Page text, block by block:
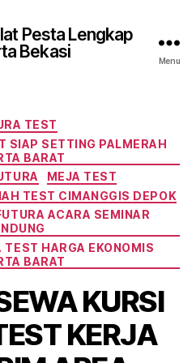
Pesta Lengkap
Bekasi
Menu
Categories
TEST
SIAP SETTING PALMERAH
BARAT
MEJA TEST
TEST CIMANGGIS DEPOK
ACARA SEMINAR
HARGA EKONOMIS
BARAT
KURSI
KERJA